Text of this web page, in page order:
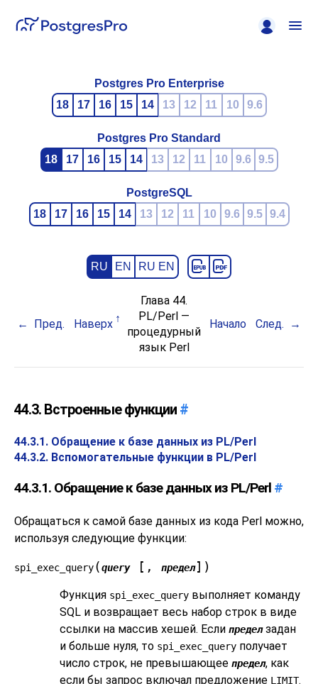
Postgres Pro Enterprise
18
17 16 15 14 13 12 11 10 9.6
Postgres Pro Standard
18
17 16 15 14 13 12 11 10 9.6 9.5
PostgreSQL
18
17 16 15 14 13 12 11 10 9.6 9.5 9.4
RU EN RU EN
Пред. Наверх
Глава 44.
PL/Perl —
процедурный
язык Perl
Начало След.
44.3. Встроенные функции #
44.3.1. Обращение к базе данных из PL/Perl
44.3.2. Вспомогательные функции в PL/Perl
44.3.1. Обращение к базе данных из PL/Perl #
Обращаться к самой базе данных из кода Perl можно,
используя следующие функции:
spi_exec_query(query[, предел])
Функция spi_exec_query выполняет команду
SQL и возвращает весь набор строк в виде
ссылки на массив хешей. Если пределзадан
и больше нуля, то spi_exec_query получает
число строк, не превышающее предел, как
если бы запрос включал предложение LIMIT.